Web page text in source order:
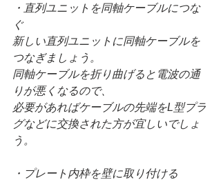
・直列ユニットを同軸ケーブルにつな
ぐ
新しい直列ユニットに同軸ケーブルを
つなぎましょう。
同軸ケーブルを折り曲げると電波の通
りが悪くなるので、
必要があればケーブルの先端をL型プラ
グなどに交換された方が宜しいでしょ
う。
・プレート内枠を壁に取り付ける